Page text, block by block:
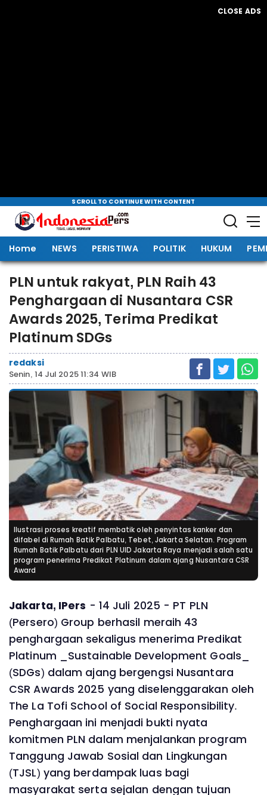
CLOSE ADS
SCROLL TO CONTINUE WITH CONTENT
Home NEWS PERISTIWA POLITIK HUKUM
PLN untuk rakyat, PLN Raih 43
Penghargaan di Nusantara CSR
Awards 2025, Terima Predikat
Platinum SDGs
redaksi
Senin, 14 Jul 2025 11:34 WIB
Ilustrasi proses kreatif membatik oleh penyintas kanker dan
difabel di Rumah Batik Palbatu, Tebet, Jakarta Selatan. Program
Rumah Batik Palbatu dari PLN UID Jakarta Raya menjadi salah satu
program penerima Predikat Platinum dalam ajang Nusantara CSR
Award
Jakarta, IPers - 14 Juli 2025 - PT PLN
(Persero) Group berhasil meraih 43
penghargaan sekaligus menerima Predikat
Platinum _Sustainable Development Goals_
(SDGs) dalam ajang bergengsi Nusantara
CSR Awards 2025 yang diselenggarakan oleh
The La Tofi School of Social Responsibility.
Penghargaan ini menjadi bukti nyata
komitmen PLN dalam menjalankan program
Tanggung Jawab Sosial dan Lingkungan
(TJSL) yang berdampak luas bagi
masyarakat serta sejalan dengan tujuan